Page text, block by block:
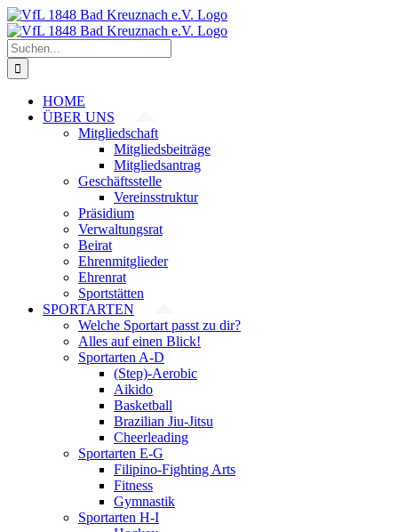
Zum
Inhalt
springen
Suche
nach:
HOME
ÜBER UNS
Mitgliedschaft
Mitgliedsbeiträge
Mitgliedsantrag
Geschäftsstelle
Vereinsstruktur
Präsidium
Verwaltungsrat
Beirat
Ehrenmitglieder
Ehrenrat
Sportstätten
SPORTARTEN
Welche Sportart passt zu dir?
Alles auf einen Blick!
Sportarten A-D
(Step)-Aerobic
Aikido
Basketball
Brazilian Jiu-Jitsu
Cheerleading
Sportarten E-G
Filipino-Fighting Arts
Fitness
Gymnastik
Sportarten H-I